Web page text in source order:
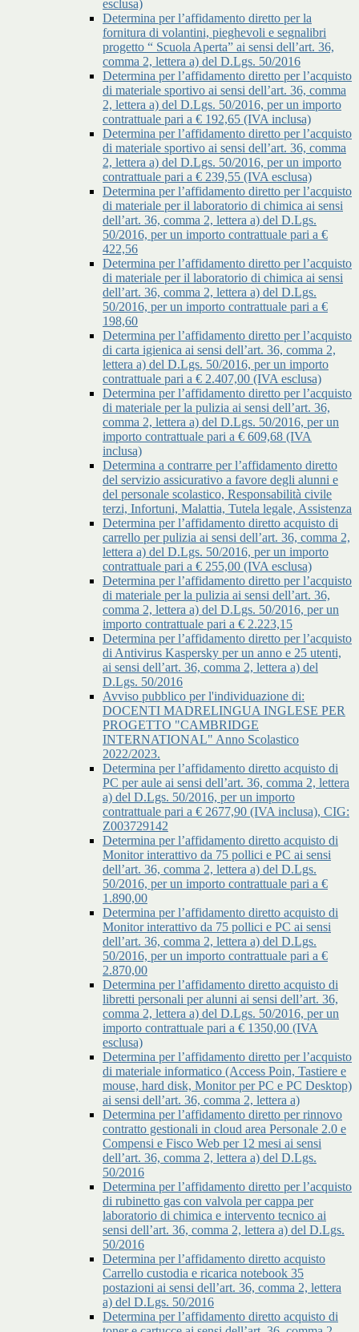
esclusa)
Determina per l’affidamento diretto per la
fornitura di volantini, pieghevoli e segnalibri
progetto “ Scuola Aperta” ai sensi dell’art. 36,
comma 2, lettera a) del D.Lgs. 50/2016
Determina per l’affidamento diretto per l’acquisto
di materiale sportivo ai sensi dell’art. 36, comma
2, lettera a) del D.Lgs. 50/2016, per un importo
contrattuale pari a € 192,65 (IVA inclusa)
Determina per l’affidamento diretto per l’acquisto
di materiale sportivo ai sensi dell’art. 36, comma
2, lettera a) del D.Lgs. 50/2016, per un importo
contrattuale pari a € 239,55 (IVA esclusa)
Determina per l’affidamento diretto per l’acquisto
di materiale per il laboratorio di chimica ai sensi
dell’art. 36, comma 2, lettera a) del D.Lgs.
50/2016, per un importo contrattuale pari a €
422,56
Determina per l’affidamento diretto per l’acquisto
di materiale per il laboratorio di chimica ai sensi
dell’art. 36, comma 2, lettera a) del D.Lgs.
50/2016, per un importo contrattuale pari a €
198,60
Determina per l’affidamento diretto per l’acquisto
di carta igienica ai sensi dell’art. 36, comma 2,
lettera a) del D.Lgs. 50/2016, per un importo
contrattuale pari a € 2.407,00 (IVA esclusa)
Determina per l’affidamento diretto per l’acquisto
di materiale per la pulizia ai sensi dell’art. 36,
comma 2, lettera a) del D.Lgs. 50/2016, per un
importo contrattuale pari a € 609,68 (IVA
inclusa)
Determina a contrarre per l’affidamento diretto
del servizio assicurativo a favore degli alunni e
del personale scolastico, Responsabilità civile
terzi, Infortuni, Malattia, Tutela legale, Assistenza
Determina per l’affidamento diretto acquisto di
carrello per pulizia ai sensi dell’art. 36, comma 2,
lettera a) del D.Lgs. 50/2016, per un importo
contrattuale pari a € 255,00 (IVA esclusa)
Determina per l’affidamento diretto per l’acquisto
di materiale per la pulizia ai sensi dell’art. 36,
comma 2, lettera a) del D.Lgs. 50/2016, per un
importo contrattuale pari a € 2.223,15
Determina per l’affidamento diretto per l’acquisto
di Antivirus Kaspersky per un anno e 25 utenti,
ai sensi dell’art. 36, comma 2, lettera a) del
D.Lgs. 50/2016
Avviso pubblico per l'individuazione di:
DOCENTI MADRELINGUA INGLESE PER
PROGETTO "CAMBRIDGE
INTERNATIONAL" Anno Scolastico
2022/2023.
Determina per l’affidamento diretto acquisto di
PC per aule ai sensi dell’art. 36, comma 2, lettera
a) del D.Lgs. 50/2016, per un importo
contrattuale pari a € 2677,90 (IVA inclusa), CIG:
Z003729142
Determina per l’affidamento diretto acquisto di
Monitor interattivo da 75 pollici e PC ai sensi
dell’art. 36, comma 2, lettera a) del D.Lgs.
50/2016, per un importo contrattuale pari a €
1.890,00
Determina per l’affidamento diretto acquisto di
Monitor interattivo da 75 pollici e PC ai sensi
dell’art. 36, comma 2, lettera a) del D.Lgs.
50/2016, per un importo contrattuale pari a €
2.870,00
Determina per l’affidamento diretto acquisto di
libretti personali per alunni ai sensi dell’art. 36,
comma 2, lettera a) del D.Lgs. 50/2016, per un
importo contrattuale pari a € 1350,00 (IVA
esclusa)
Determina per l’affidamento diretto per l’acquisto
di materiale informatico (Access Poin, Tastiere e
mouse, hard disk, Monitor per PC e PC Desktop)
ai sensi dell’art. 36, comma 2, lettera a)
Determina per l’affidamento diretto per rinnovo
contratto gestionali in cloud area Personale 2.0 e
Compensi e Fisco Web per 12 mesi ai sensi
dell’art. 36, comma 2, lettera a) del D.Lgs.
50/2016
Determina per l’affidamento diretto per l’acquisto
di rubinetto gas con valvola per cappa per
laboratorio di chimica e intervento tecnico ai
sensi dell’art. 36, comma 2, lettera a) del D.Lgs.
50/2016
Determina per l’affidamento diretto acquisto
Carrello custodia e ricarica notebook 35
postazioni ai sensi dell’art. 36, comma 2, lettera
a) del D.Lgs. 50/2016
Determina per l’affidamento diretto acquisto di